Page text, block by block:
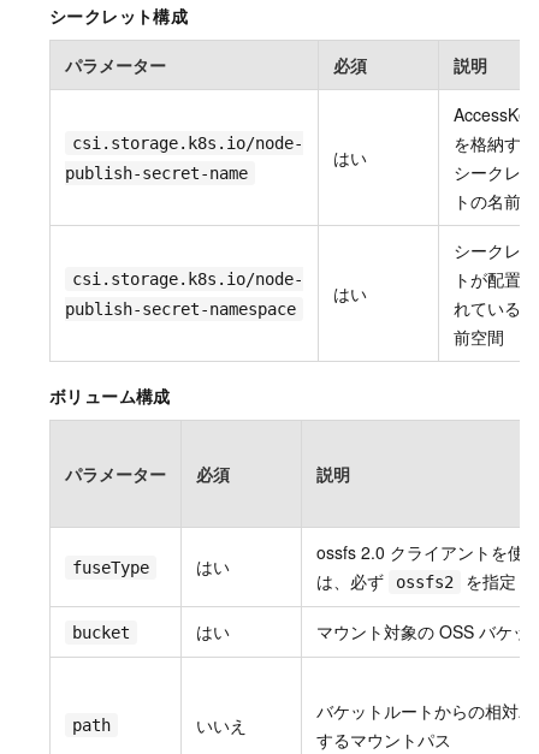
シークレット構成
パラメーター 必須 説明
csi.storage.k8s.io/node-
publish-secret-name
はい
AccessKey
を格納する
シークレッ
トの名前
csi.storage.k8s.io/node-
publish-secret-namespace
はい
シークレッ
トが配置さ
れている名
前空間
ボリューム構成
パラメーター 必須 説明
fuseType はい
ossfs 2.0 クライアントを使
は、必ず
ossfs2 を指定し
bucket はい マウント対象の OSS バケッ
path いいえ
バケットルートからの相対
するマウントパス